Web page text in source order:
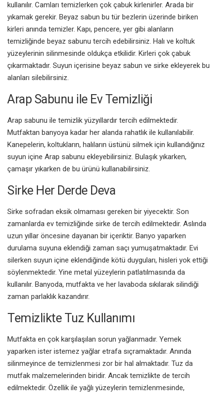
kullanılır. Camları temizlerken çok çabuk kirlenirler. Arada bir
yıkamak gerekir. Beyaz sabun bu tür bezlerin üzerinde biriken
kirleri anında temizler. Kapı, pencere, yer gibi alanların
temizliğinde beyaz sabunu tercih edebilirsiniz. Halı ve koltuk
yüzeylerinin silinmesinde oldukça etkilidir. Kirleri çok çabuk
çıkarmaktadır. Suyun içerisine beyaz sabun ve sirke ekleyerek bu
alanları silebilirsiniz.
Arap Sabunu ile Ev Temizliği
Arap sabunu ile temizlik yüzyıllardır tercih edilmektedir.
Mutfaktan banyoya kadar her alanda rahatlık ile kullanılabilir.
Kanepelerin, koltukların, halıların üstünü silmek için kullandığınız
suyun içine Arap sabunu ekleyebilirsiniz. Bulaşık yıkarken,
çamaşır yıkarken de bu ürünü kullanabilirsiniz.
Sirke Her Derde Deva
Sirke sofradan eksik olmaması gereken bir yiyecektir. Son
zamanlarda ev temizliğinde sirke de tercih edilmektedir. Aslında
uzun yıllar öncesine dayanan bir içeriktir. Banyo yaparken
durulama suyuna eklendiği zaman saçı yumuşatmaktadır. Evi
silerken suyun içine eklendiğinde kötü duyguları, hisleri yok ettiği
söylenmektedir. Yine metal yüzeylerin patlatılmasında da
kullanılır. Banyoda, mutfakta ve her lavaboda sıkılarak silindiği
zaman parlaklık kazandırır.
Temizlikte Tuz Kullanımı
Mutfakta en çok karşılaşılan sorun yağlanmadır. Yemek
yaparken ister istemez yağlar etrafa sıçramaktadır. Anında
silinmeyince de temizlenmesi zor bir hal almaktadır. Tuz da
mutfak malzemelerinden biridir. Ancak temizlikte de tercih
edilmektedir. Özellik ile yağlı yüzeylerin temizlenmesinde,